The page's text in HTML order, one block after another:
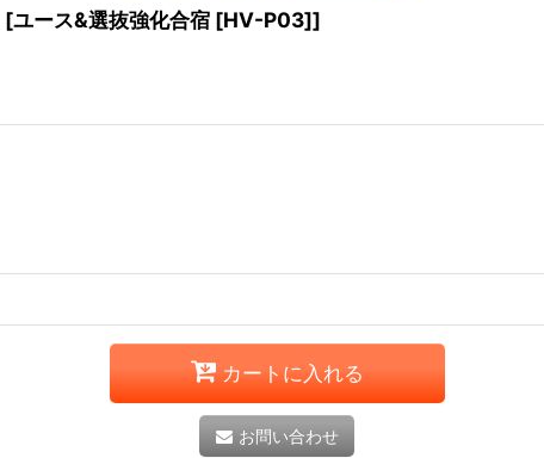
[ユース&選抜強化合宿 [HV-P03]]
カートに入れる
お問い合わせ